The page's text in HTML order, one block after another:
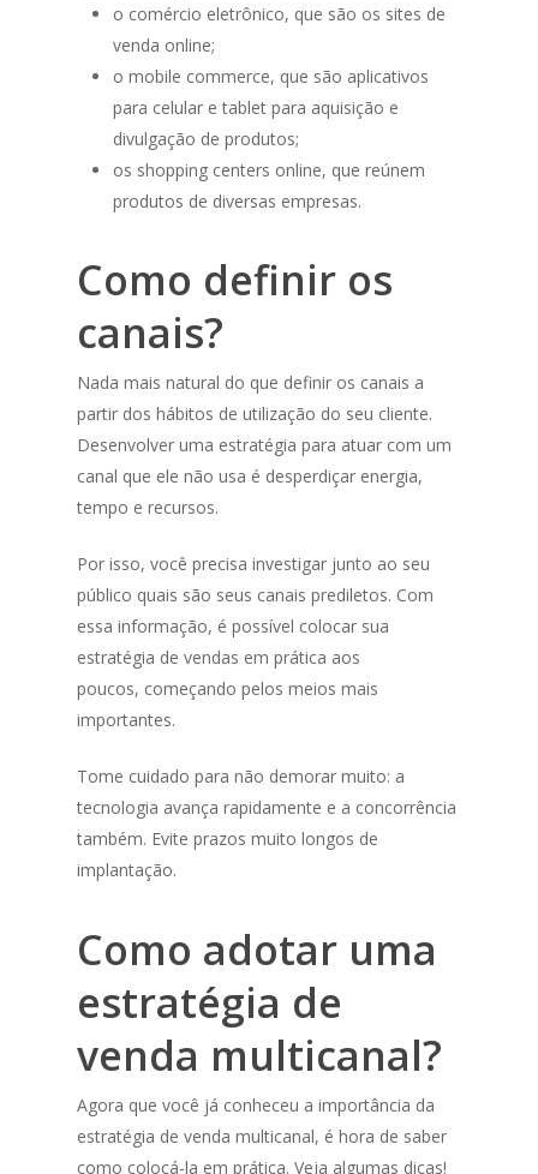
o comércio eletrônico, que são os sites de
venda online;
o mobile commerce, que são aplicativos
para celular e tablet para aquisição e
divulgação de produtos;
os shopping centers online, que reúnem
produtos de diversas empresas.
Como definir os
canais?
Nada mais natural do que definir os canais a
partir dos hábitos de utilização do seu cliente.
Desenvolver uma estratégia para atuar com um
canal que ele não usa é desperdiçar energia,
tempo e recursos.
Por isso, você precisa investigar junto ao seu
público quais são seus canais prediletos. Com
essa informação, é possível colocar sua
estratégia de vendas em prática aos
poucos, começando pelos meios mais
importantes.
Tome cuidado para não demorar muito: a
tecnologia avança rapidamente e a concorrência
também. Evite prazos muito longos de
implantação.
Como adotar uma
estratégia de
venda multicanal?
Agora que você já conheceu a importância da
estratégia de venda multicanal, é hora de saber
como colocá-la em prática. Veja algumas dicas!